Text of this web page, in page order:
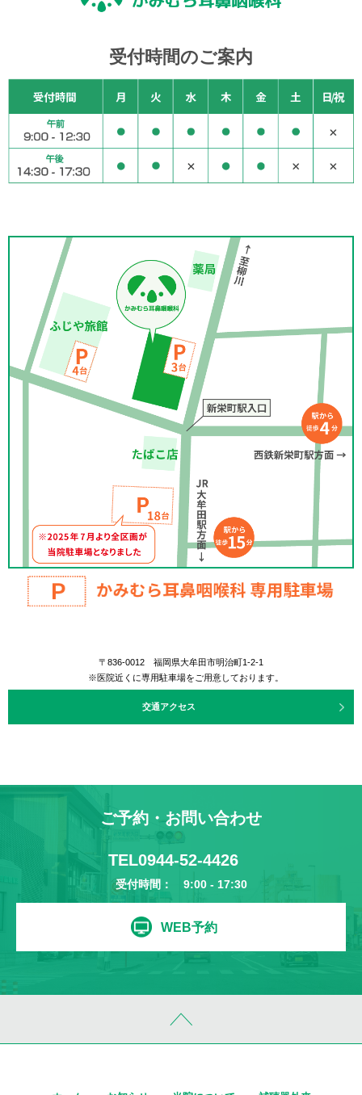
受付時間のご案内
〒836-0012 福岡県大牟田市明治町1-2-1
※医院近くに専用駐車場をご用意しております。
交通アクセス
ご予約・お問い合わせ
TEL0944-52-4426
受付時間： 9:00 - 17:30
WEB予約